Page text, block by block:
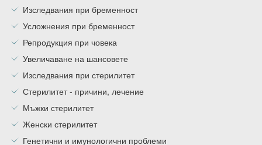
Изследвания при бременност
Усложнения при бременност
Репродукция при човека
Увеличаване на шансовете
Изследвания при стерилитет
Стерилитет - причини, лечение
Мъжки стерилитет
Женски стерилитет
Генетични и имунологични проблеми